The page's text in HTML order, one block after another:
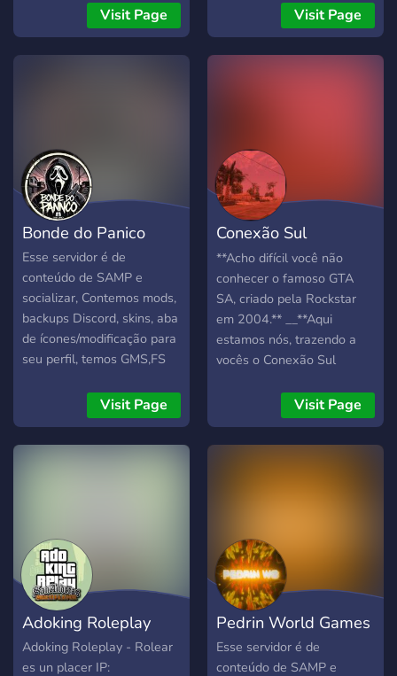
pentru a arata pasiunea
jocurilor si jucatorilor. Pe
comunitatea noastra te poti
stie sa respecte
regulamentul indiferent de
situatie. Comunitatea
detine servere csgo,
servere samp, servere mix
(private/war) si cateva
servere publice unde va
puteti petrece timpul cu
prietenii. Comunitatea
noastra se afla intr-un
parteneriat cu providerul
SOLUTIONS , astfel orice
server achizitionat de la
concursuri pentru membri
cu premii atragatoare. Va
asteptam alaturi de noi,
este gratis! De la
deschidere pana in prezent
comunitatea ruleaza fara
reinstalare. Inregistreaza-te
Visit Page Visit Page
Bonde do Panico
Esse servidor é de
conteúdo de SAMP e
socializar, Contemos mods,
backups Discord, skins, aba
de ícones/modificação para
seu perfil, temos GMS,FS
DIVERTIR CONOSCO 😁
Visit Page
Conexão Sul
RolePlay [CSRP]
**Acho difícil você não
conhecer o famoso GTA
SA, criado pela Rockstar
em 2004.** __**Aqui
estamos nós, trazendo a
vocês o Conexão Sul
samp,você se soltar da vida
real, jogar e nunca mais
largar, aqui temos
trazer diversas pessoas
para jogar, quer algo
diferente da vida real? Vem
jogar no Conexão Sul,
irmão!**__ __**todas as
informações possível sobre
nosso servidor esta em
Visit Page
Adoking Roleplay
Adoking Roleplay - Rolear
es un placer IP:
Pedrin World Games
Esse servidor é de
conteúdo de SAMP e